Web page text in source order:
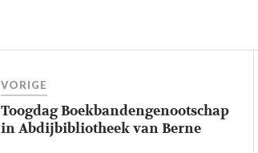
VORIGE
Toogdag Boekbandengenootschap
in Abdijbibliotheek van Berne